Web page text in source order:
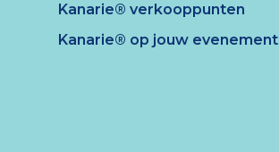
Kanarie® verkooppunten
Kanarie® op jouw evenement